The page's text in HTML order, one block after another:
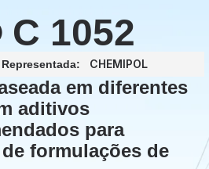
1052
Representada: CHEMIPOL
em diferentes
aditivos
para
formulações de